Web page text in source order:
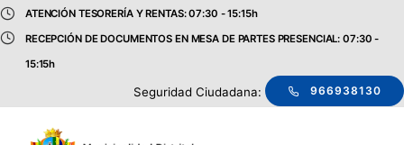
ATENCIÓN TESORERÍA Y RENTAS: 07:30 - 15:15h
RECEPCIÓN DE DOCUMENTOS EN MESA DE PARTES PRESENCIAL: 07:30 -
15:15h
Seguridad Ciudadana: 966938130